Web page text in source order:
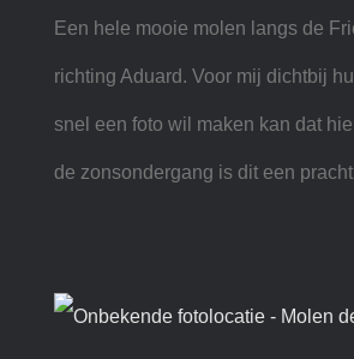
Een hele mooie molen langs de
richting Aduard. Voor mij dichtbij
snel een foto wil maken kan dat
de zonsondergang is dit een